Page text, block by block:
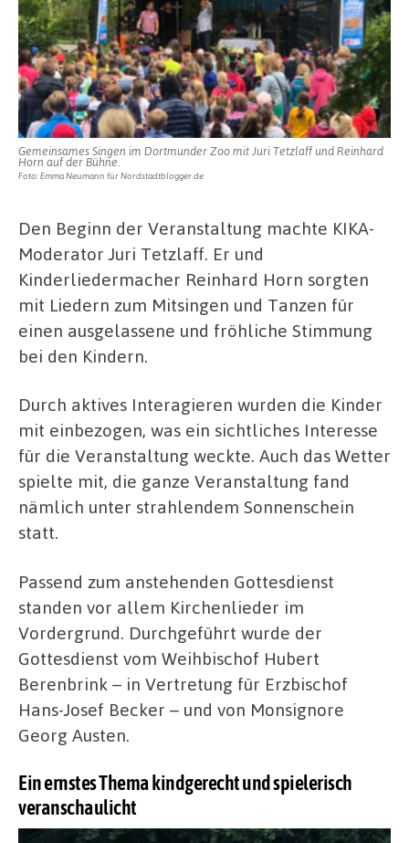
Gemeinsames Singen im Dortmunder Zoo mit Juri Tetzlaff und Reinhard
Horn auf der Bühne.
Foto: Emma Neumann für Nordstadtblogger.de
Den Beginn der Veranstaltung machte KIKA-
Moderator Juri Tetzlaff. Er und
Kinderliedermacher Reinhard Horn sorgten
mit Liedern zum Mitsingen und Tanzen für
einen ausgelassene und fröhliche Stimmung
bei den Kindern.
Durch aktives Interagieren wurden die Kinder
mit einbezogen, was ein sichtliches Interesse
für die Veranstaltung weckte. Auch das Wetter
spielte mit, die ganze Veranstaltung fand
nämlich unter strahlendem Sonnenschein
statt.
Passend zum anstehenden Gottesdienst
standen vor allem Kirchenlieder im
Vordergrund. Durchgeführt wurde der
Gottesdienst vom Weihbischof Hubert
Berenbrink – in Vertretung für Erzbischof
Hans-Josef Becker – und von Monsignore
Georg Austen.
Ein ernstes Thema kindgerecht und spielerisch
veranschaulicht